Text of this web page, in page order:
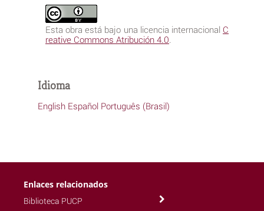
Esta obra está bajo una licencia internacional C
reative Commons Atribución 4.0
Idioma
English Español Português (Brasil)
Enlaces relacionados
Biblioteca PUCP